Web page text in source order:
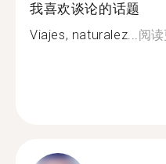
我喜欢谈论的话题
Viajes, naturalez...阅